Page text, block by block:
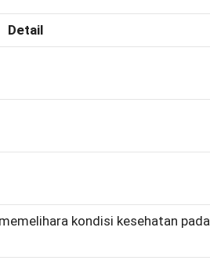
Detail
kondisi kesehatan pada